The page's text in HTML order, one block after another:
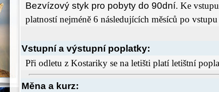
Bezvízový styk pro pobyty do 90dní. Ke
platností nejméně 6 následujících měsíců po
Vstupní a výstupní poplatky:
Při odletu z Kostariky se na letišti platí letištní
Měna a kurz: